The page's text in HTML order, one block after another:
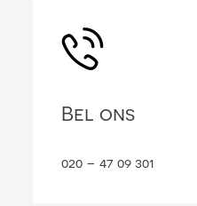
Bel ons
020 – 47 09 301